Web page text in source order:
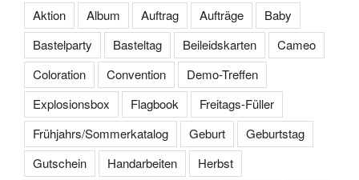
Aktion Album Auftrag Aufträge
Baby
Bastelparty
Basteltag Beileidskarten
Cameo
Coloration
Convention
Demo-Treffen
Explosionsbox
Flagbook
Freitags-Füller
Frühjahrs/Sommerkatalog
Geburt
Geburtstag
Gutschein
Handarbeiten
Herbst